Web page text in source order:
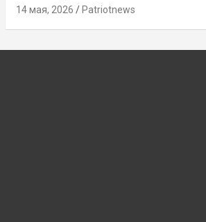
14 мая, 2026 Patriotnews